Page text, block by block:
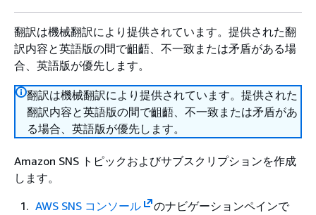
翻訳は機械翻訳により提供されています。提供された翻
訳内容と英語版の間で齟齬、不一致または矛盾がある場
合、英語版が優先します。
翻訳は機械翻訳により提供されています。提供された
翻訳内容と英語版の間で齟齬、不一致または矛盾があ
る場合、英語版が優先します。
Amazon SNS トピックおよびサブスクリプションを作成
します。
AWS SNS コンソール
のナビゲーションペインで